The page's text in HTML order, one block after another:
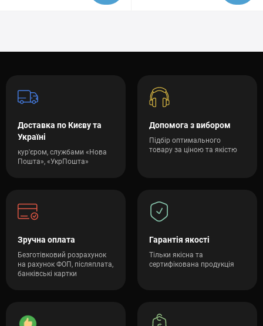
Доставка по Києву та
Україні
кур'єром, службами «Нова
Пошта», «УкрПошта»
Допомога з вибором
Підбір оптимального
товару за ціною та якістю
Зручна оплата
Безготівковий розрахунок
на рахунок ФОП, післяплата,
банківські картки
Гарантія якості
Тільки якісна та
сертифікована продукція